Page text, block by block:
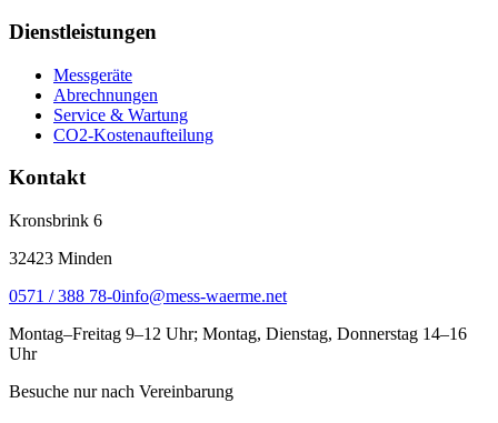
Dienstleistungen
Messgeräte
Abrechnungen
Service & Wartung
CO2-Kostenaufteilung
Kontakt
Kronsbrink 6
32423 Minden
0571 / 388 78-0info@mess-waerme.net
Montag–Freitag 9–12 Uhr; Montag, Dienstag, Donnerstag 14–16
Uhr
Besuche nur nach Vereinbarung